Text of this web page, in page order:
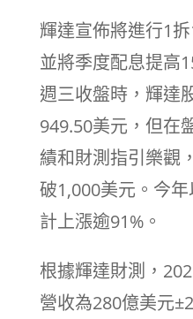
輝達宣佈將進行1
並將季度配息提高
週三收盤時，輝達
949.50美元，但在
績和財測指引樂觀
破1,000美元。今
計上漲逾91%。
根據輝達財測，
營收為280億美元